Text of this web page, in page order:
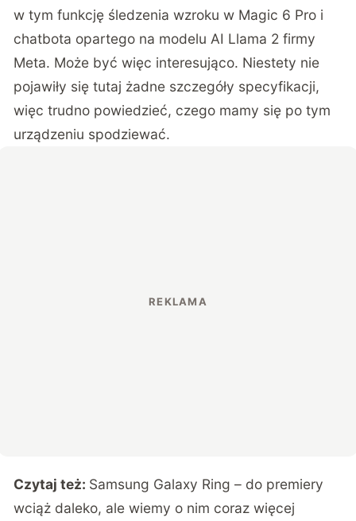
w tym funkcję śledzenia wzroku w Magic 6 Pro i
chatbota opartego na modelu AI Llama 2 firmy
Meta. Może być więc interesująco. Niestety nie
pojawiły się tutaj żadne szczegóły specyfikacji,
więc trudno powiedzieć, czego mamy się po tym
urządzeniu spodziewać.
Czytaj też: Samsung Galaxy Ring – do premiery
wciąż daleko, ale wiemy o nim coraz więcej